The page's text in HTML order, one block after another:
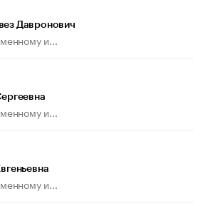
Давронович
и...
и...
и...